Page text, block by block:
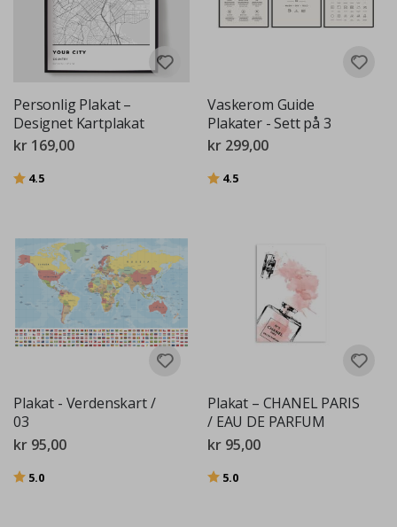
Personlig Plakat –
Designet Kartplakat
kr 169,00
Karakter:
4.5
Vaskerom Guide
Plakater - Sett på 3
kr 299,00
Karakter:
4.5
Plakat - Verdenskart /
03
kr 95,00
Karakter:
5.0
Plakat – CHANEL PARIS
/ EAU DE PARFUM
kr 95,00
Karakter:
5.0